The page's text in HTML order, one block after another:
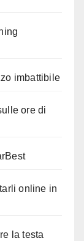
imbattibile
ore di
online in
la testa